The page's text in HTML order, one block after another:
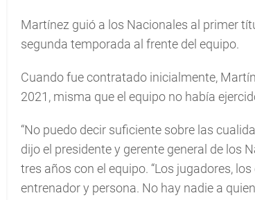
Martínez guió a los Nacionales al primer
segunda temporada al frente del equipo.
Cuando fue contratado inicialmente,
2021, misma que el equipo no había
“No puedo decir suficiente sobre las
dijo el presidente y gerente general de los
tres años con el equipo. “Los jugadores,
entrenador y persona. No hay nadie a